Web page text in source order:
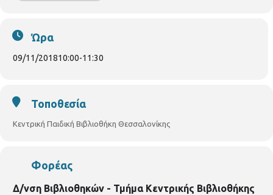
ώρα 10.00 – 11.30
Ώρα
09/11/201810:00-11:30
Τοποθεσία
Κεντρική Παιδική Βιβλιοθήκη Θεσσαλονίκης
Φορέας
Δ/νση Βιβλιοθηκών - Τμήμα Κεντρικής Βιβλιοθήκης